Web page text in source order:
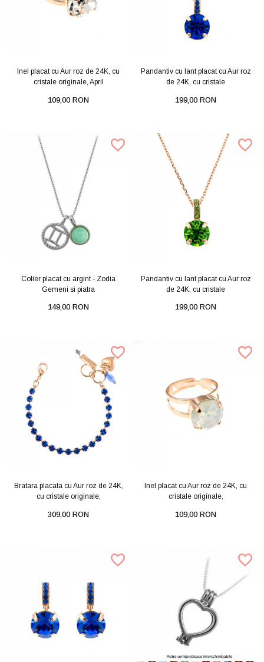
Inel placat cu Aur roz de 24K, cu
cristale originale, April
109,00 RON
Pandantiv cu lant placat cu Aur roz
de 24K, cu cristale
199,00 RON
Colier placat cu argint - Zodia
Gemeni si piatra
149,00 RON
Pandantiv cu lant placat cu Aur roz
de 24K, cu cristale
199,00 RON
Bratara placata cu Aur roz de 24K,
cu cristale originale,
309,00 RON
Inel placat cu Aur roz de 24K, cu
cristale originale,
109,00 RON